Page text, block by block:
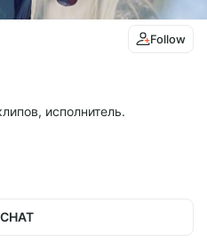
Follow
исполнитель.
CHAT